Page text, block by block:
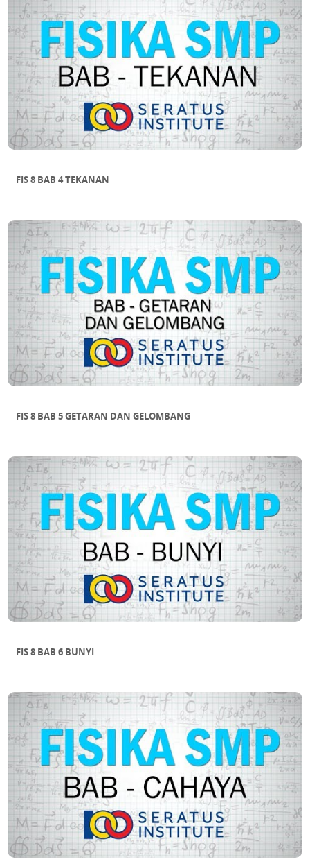
FIS 8 BAB 4 TEKANAN
FIS 8 BAB 5 GETARAN DAN GELOMBANG
FIS 8 BAB 6 BUNYI